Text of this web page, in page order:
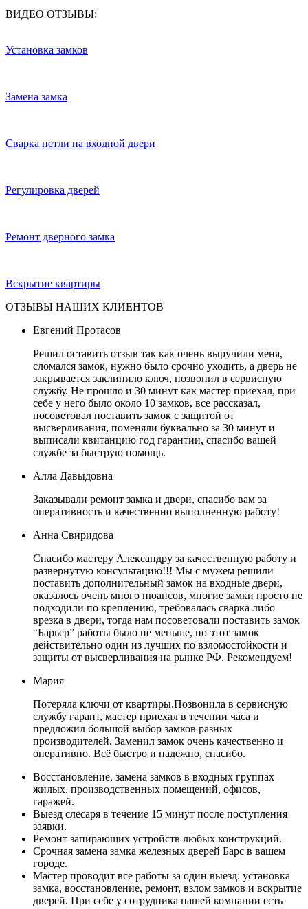
ВИДЕО ОТЗЫВЫ:
Установка замков
Замена замка
Сварка петли на входной двери
Регулировка дверей
Ремонт дверного замка
Вскрытие квартиры
ОТЗЫВЫ НАШИХ КЛИЕНТОВ
Евгений Протасов
Решил оставить отзыв так как очень выручили меня,
сломался замок, нужно было срочно уходить, а дверь не
закрывается заклинило ключ, позвонил в сервисную
службу. Не прошло и 30 минут как мастер приехал, при
себе у него было около 10 замков, все рассказал,
посоветовал поставить замок с защитой от
высверливания, поменяли буквально за 30 минут и
выписали квитанцию год гарантии, спасибо вашей
службе за быструю помощь.
Алла Давыдовна
Заказывали ремонт замка и двери, спасибо вам за
оперативность и качественно выполненную работу!
Анна Свиридова
Спасибо мастеру Александру за качественную работу и
развернутую консультацию!!! Мы с мужем решили
поставить дополнительный замок на входные двери,
оказалось очень много нюансов, многие замки просто не
подходили по креплению, требовалась сварка либо
врезка в двери, тогда нам посоветовали поставить замок
“Барьер” работы было не меньше, но этот замок
действительно один из лучших по взломостойкости и
защиты от высверливания на рынке РФ. Рекомендуем!
Мария
Потеряла ключи от квартиры.Позвонила в сервисную
службу гарант, мастер приехал в течении часа и
предложил большой выбор замков разных
производителей. Заменил замок очень качественно и
оперативно. Всё быстро и надежно, спасибо.
Восстановление, замена замков в входных группах
жилых, производственных помещений, офисов,
гаражей.
Выезд слесаря в течение 15 минут после поступления
заявки.
Ремонт запирающих устройств любых конструкций.
Срочная замена замка железных дверей Барс в вашем
городе.
Мастер проводит все работы за один выезд: установка
замка, восстановление, ремонт, взлом замков и вскрытие
дверей. При себе у сотрудника нашей компании есть